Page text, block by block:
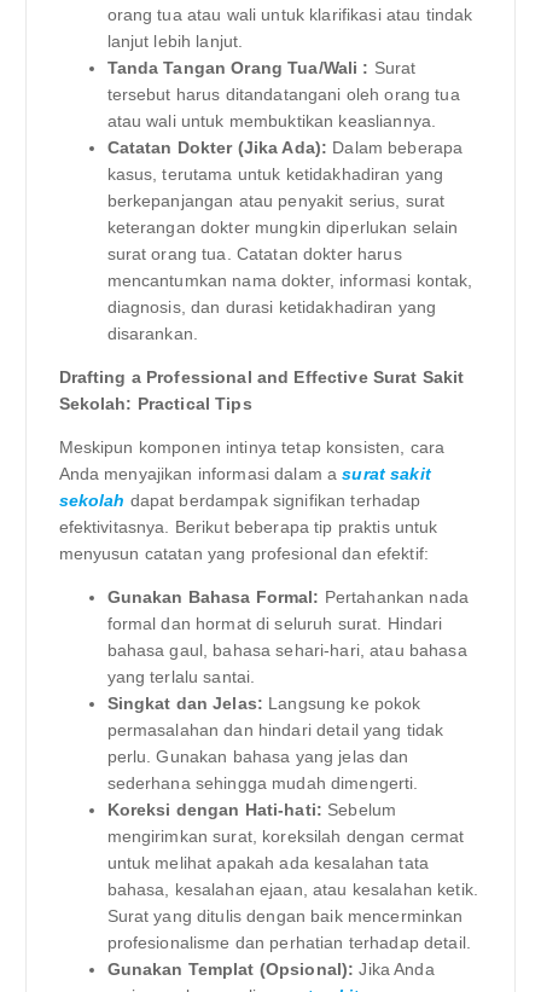
orang tua atau wali untuk klarifikasi atau tindak
lanjut lebih lanjut.
Tanda Tangan Orang Tua/Wali : Surat
tersebut harus ditandatangani oleh orang tua
atau wali untuk membuktikan keasliannya.
Catatan Dokter (Jika Ada): Dalam beberapa
kasus, terutama untuk ketidakhadiran yang
berkepanjangan atau penyakit serius, surat
keterangan dokter mungkin diperlukan selain
surat orang tua. Catatan dokter harus
mencantumkan nama dokter, informasi kontak,
diagnosis, dan durasi ketidakhadiran yang
disarankan.
Drafting a Professional and Effective Surat Sakit
Sekolah: Practical Tips
Meskipun komponen intinya tetap konsisten, cara
Anda menyajikan informasi dalam asurat sakit
sekolah dapat berdampak signifikan terhadap
efektivitasnya. Berikut beberapa tip praktis untuk
menyusun catatan yang profesional dan efektif:
Gunakan Bahasa Formal: Pertahankan nada
formal dan hormat di seluruh surat. Hindari
bahasa gaul, bahasa sehari-hari, atau bahasa
yang terlalu santai.
Singkat dan Jelas: Langsung ke pokok
permasalahan dan hindari detail yang tidak
perlu. Gunakan bahasa yang jelas dan
sederhana sehingga mudah dimengerti.
Koreksi dengan Hati-hati: Sebelum
mengirimkan surat, koreksilah dengan cermat
untuk melihat apakah ada kesalahan tata
bahasa, kesalahan ejaan, atau kesalahan ketik.
Surat yang ditulis dengan baik mencerminkan
profesionalisme dan perhatian terhadap detail.
Gunakan Templat (Opsional): Jika Anda